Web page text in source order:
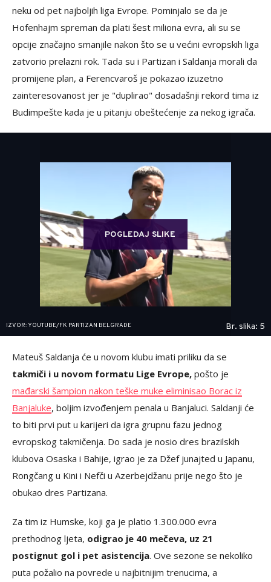
neku od pet najboljih liga Evrope. Pominjalo se da je
Hofenhajm spreman da plati šest miliona evra, ali su se
opcije značajno smanjile nakon što se u većini evropskih liga
zatvorio prelazni rok. Tada su i Partizan i Saldanja morali da
promijene plan, a Ferencvaroš je pokazao izuzetno
zainteresovanost jer je "duplirao" dosadašnji rekord tima iz
Budimpešte kada je u pitanju obeštećenje za nekog igrača.
POGLEDAJ SLIKE
IZVOR: YOUTUBE/FK PARTIZAN BELGRADE Br. slika: 5
Mateuš Saldanja će u novom klubu imati priliku da se
takmiči i u novom formatu Lige Evrope, pošto je
mađarski šampion nakon teške muke eliminisao Borac iz
Banjaluke, boljim izvođenjem penala u Banjaluci. Saldanji će
to biti prvi put u karijeri da igra grupnu fazu jednog
evropskog takmičenja. Do sada je nosio dres brazilskih
klubova Osaska i Bahije, igrao je za Džef junajted u Japanu,
Rongčang u Kini i Nefči u Azerbejdžanu prije nego što je
obukao dres Partizana.
Za tim iz Humske, koji ga je platio 1.300.000 evra
prethodnog ljeta, odigrao je 40 mečeva, uz 21
postignut gol i pet asistencija. Ove sezone se nekoliko
puta požalio na povrede u najbitnijim trenucima, a